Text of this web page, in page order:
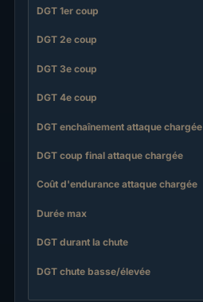
DGT 1er coup
DGT 2e coup
DGT 3e coup
DGT 4e coup
DGT enchaînement attaque chargée
DGT coup final attaque chargée
Coût d'endurance attaque chargée
Durée max
DGT durant la chute
DGT chute basse/élevée